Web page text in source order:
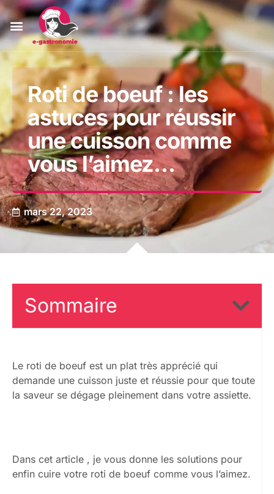
Roti de boeuf : les
astuces pour réussir
une cuisson comme
vous l’aimez…
mars 22, 2023
Sommaire
Le roti de boeuf est un plat très apprécié qui
demande une cuisson juste et réussie pour que toute
la saveur se dégage pleinement dans votre assiette.
Dans cet article , je vous donne les solutions pour
enfin cuire votre roti de boeuf comme vous l’aimez.